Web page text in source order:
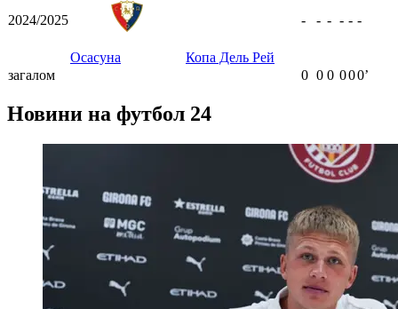
2024/2025
Осасуна Копа Дель Рей
- - - - - -
загалом 0 0 0 000ʼ
Новини на футбол 24